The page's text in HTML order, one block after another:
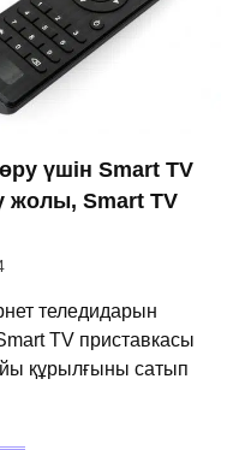
үшін Smart TV
жолы, Smart TV
теледидарын
TV приставкасы
құрылғыны сатып